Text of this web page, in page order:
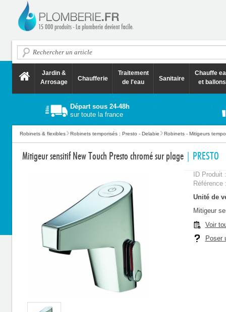
Jardin &
Arrosage
Chaufferie
Traitement
de l'eau
Sanitaire
Chauffe
et ballons
Départ sous 24-48h
sur toute la france
Robinets & flexibles Robinets temporisés : Presto - Delabie Robinets - Mitigeurs
Mitigeur sensitif New Touch Presto chromé sur plage | PRESTO
ID Produit
Unité de
Mitigeur
Voir
Poser